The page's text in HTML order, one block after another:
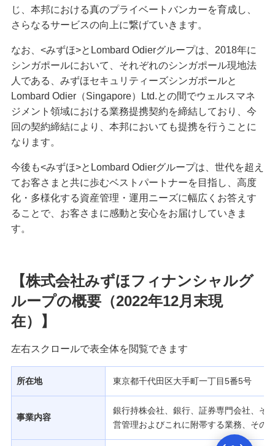
じ、本邦における真のプライベートバンカーを育成し、
さらなるサービスの向上に繋げていきます。
なお、<みずほ>とLombard Odierグループは、2018年に
シンガポールにおいて、それぞれのシンガポール現地法
人である、みずほセキュリティーズシンガポールと
Lombard Odier（Singapore）Ltd.との間でウェルスマネ
ジメント領域における業務提携契約を締結しており、今
回の契約締結により、本邦においても提携を行うことに
なります。
今後も<みずほ>とLombard Odierグループは、世代を超え
てお客さまと共に歩むベストパートナーを目指し、高度
化・多様化する資産管理・運用ニーズに幅広くお答えす
ることで、お客さまに感動と安心をお届けしていきま
す。
【株式会社みずほフィナンシャルグ
ループの概要（2022年12月末現
在）】
左右スクロールで表全体を閲覧できます
所在地 東京都千代田区大手町一丁目5番5号
事業内容
銀行持株会社、銀行、証券専門会社、そ
営管理およびこれに附帯する業務、その